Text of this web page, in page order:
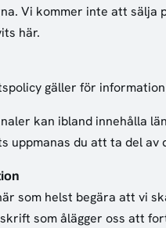
Vi kommer inte att sälja
här.
gäller för
kan ibland innehålla
uppmanas du att ta del
som helst begära att vi
som ålägger oss att